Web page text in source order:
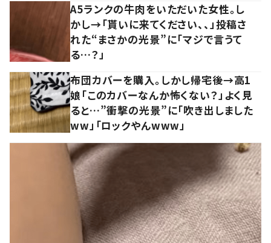
A5ランクの牛肉をいただいた女性。し
かし→「貰いに来てください、、」投稿さ
れた“まさかの光景”に「マジで言うて
る…？」
布団カバーを購入。しかし帰宅後→高1
娘「このカバーなんか怖くない？」よく見
ると…”衝撃の光景”に「吹き出しました
ww」「ロックやんwww」